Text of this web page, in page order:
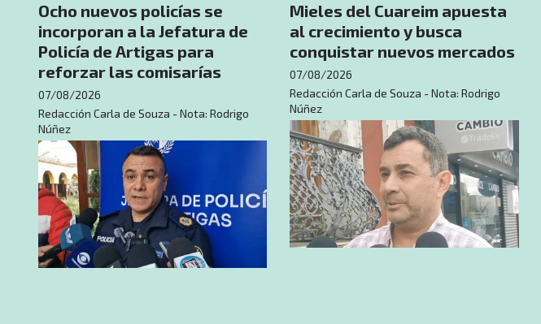
Ocho nuevos policías se
incorporan a la Jefatura de
Policía de Artigas para
reforzar las comisarías
Redacción Carla de Souza - Nota: Rodrigo
Núñez
07/08/2026
Mieles del Cuareim apuesta
al crecimiento y busca
conquistar nuevos mercados
Redacción Carla de Souza - Nota: Rodrigo
Núñez
07/08/2026